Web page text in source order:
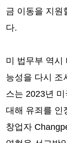
금 이동을 지원
다.
미 법무부 역시
능성을 다시 조
스는 2023년
대해 유죄를 인
창업자